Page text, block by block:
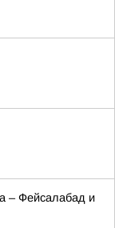
– Фейсалабад и